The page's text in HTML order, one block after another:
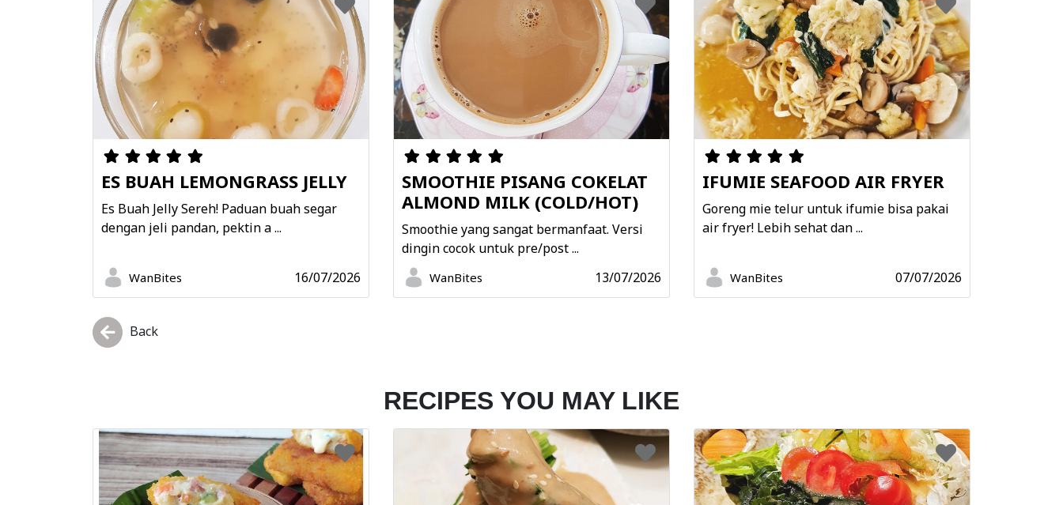
ES BUAH LEMONGRASS JELLY
Es Buah Jelly Sereh! Paduan buah segar
dengan jeli pandan, pektin a ...
WanBites 16/07/2026
SMOOTHIE PISANG COKELAT
ALMOND MILK (COLD/HOT)
Smoothie yang sangat bermanfaat. Versi
dingin cocok untuk pre/post ...
WanBites 13/07/2026
IFUMIE SEAFOOD AIR FRYER
Goreng mie telur untuk ifumie bisa pakai
air fryer! Lebih sehat dan ...
WanBites 07/07/2026
Back
RECIPES YOU MAY LIKE